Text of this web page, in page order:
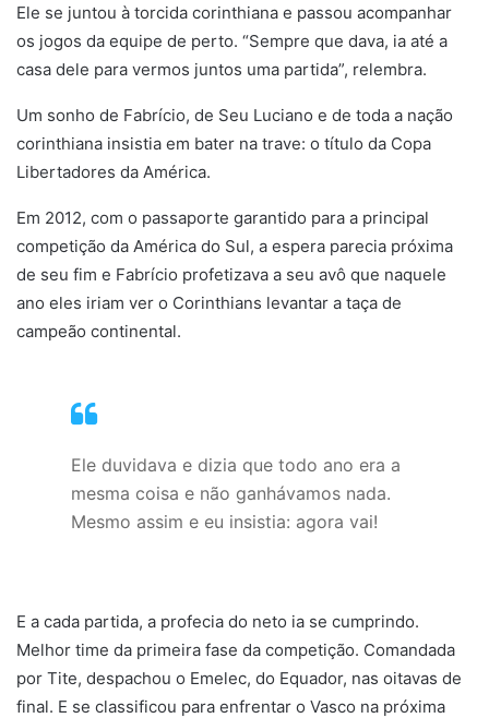
Ele se juntou à torcida corinthiana e passou acompanhar
os jogos da equipe de perto. “Sempre que dava, ia até a
casa dele para vermos juntos uma partida”, relembra.
Um sonho de Fabrício, de Seu Luciano e de toda a nação
corinthiana insistia em bater na trave: o título da Copa
Libertadores da América.
Em 2012, com o passaporte garantido para a principal
competição da América do Sul, a espera parecia próxima
de seu fim e Fabrício profetizava a seu avô que naquele
ano eles iriam ver o Corinthians levantar a taça de
campeão continental.
Ele duvidava e dizia que todo ano era a
mesma coisa e não ganhávamos nada.
Mesmo assim e eu insistia: agora vai!
E a cada partida, a profecia do neto ia se cumprindo.
Melhor time da primeira fase da competição. Comandada
por Tite, despachou o Emelec, do Equador, nas oitavas de
final. E se classificou para enfrentar o Vasco na próxima